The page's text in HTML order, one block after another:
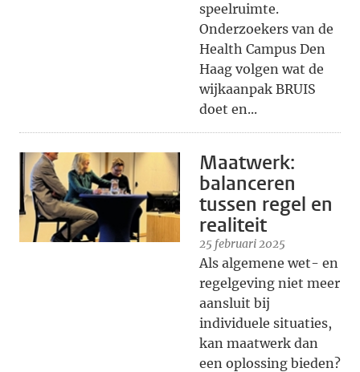
speelruimte.
Onderzoekers van de
Health Campus Den
Haag volgen wat de
wijkaanpak BRUIS
doet en...
Maatwerk:
balanceren
tussen regel en
realiteit
25 februari 2025
Als algemene wet- en
regelgeving niet meer
aansluit bij
individuele situaties,
kan maatwerk dan
een oplossing bieden?